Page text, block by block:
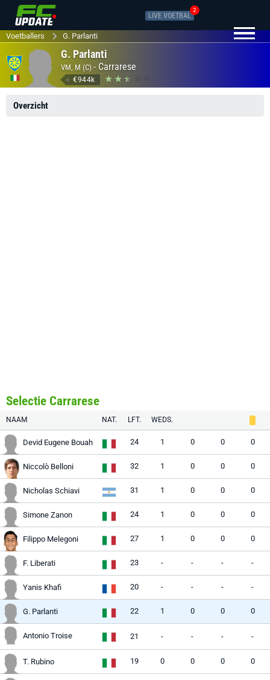
LIVE VOETBAL
2
Voetballers G. Parlanti
G. Parlanti
VM, M (C) - Carrarese
€944k
Overzicht
Selectie Carrarese
NAAM NAT. LFT. WEDS.
Devid Eugene Bouah 24 1 0 0 0
Niccolò Belloni 32 1 0 0 0
Nicholas Schiavi 31 1 0 0 0
Simone Zanon 24 1 0 0 0
Filippo Melegoni 27 1 0 0 0
F. Liberati 23 - - - -
Yanis Khafi 20 - - - -
G. Parlanti 22 1 0 0 0
Antonio Troise 21 - - - -
T. Rubino 19 0 0 0 0